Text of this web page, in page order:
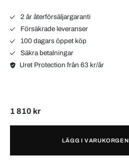
2 år återförsäljargaranti
Försäkrade leveranser
100 dagars öppet köp
Säkra betalningar
Uret Protection från 63 kr/år
1 810 kr
LÄGG I VARUKORGEN